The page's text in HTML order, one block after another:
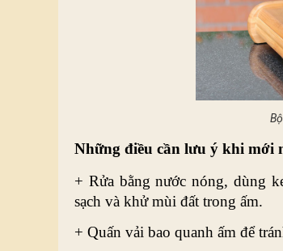
Những điều cần lưu ý khi mới
+ Rửa bằng nước nóng, dùng
sạch và khử mùi đất trong ấm.
+ Quấn vải bao quanh ấm để